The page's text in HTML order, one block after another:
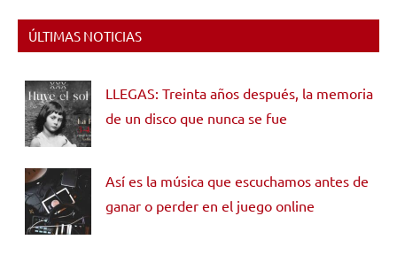
ÚLTIMAS NOTICIAS
LLEGAS: Treinta años después, la memoria
de un disco que nunca se fue
Así es la música que escuchamos antes de
ganar o perder en el juego online